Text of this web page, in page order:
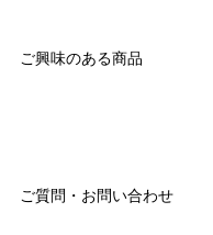
ご興味のある商品
ご質問・お問い合わせ